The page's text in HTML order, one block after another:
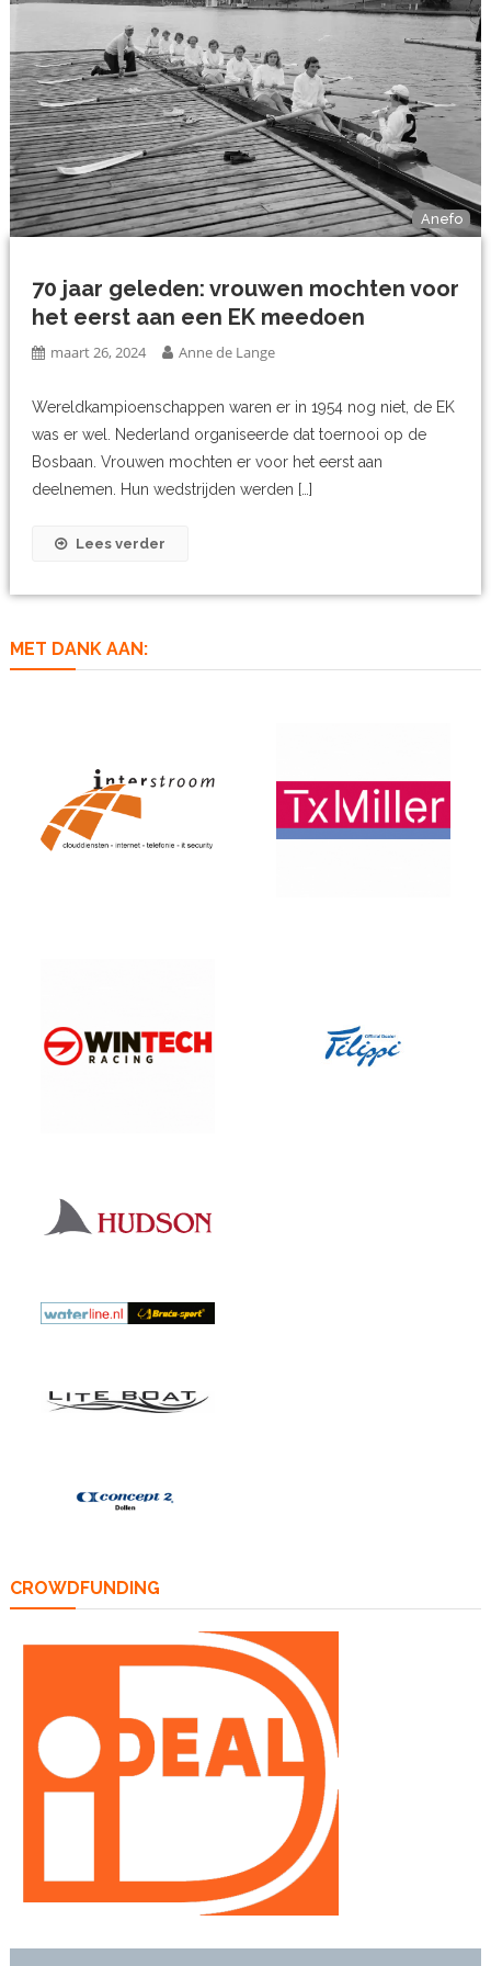
Anefo
70 jaar geleden: vrouwen mochten voor
het eerst aan een EK meedoen
maart 26, 2024 Anne de Lange
Wereldkampioenschappen waren er in 1954 nog niet, de EK
was er wel. Nederland organiseerde dat toernooi op de
Bosbaan. Vrouwen mochten er voor het eerst aan
deelnemen. Hun wedstrijden werden […]
Lees verder
MET DANK AAN:
CROWDFUNDING